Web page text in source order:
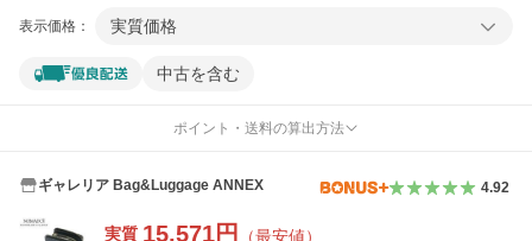
表示価格： 実質価格
中古を含む
ポイント・送料の算出方法
ギャレリア Bag&Luggage ANNEX 4.92
実質 15,571円 （最安値）